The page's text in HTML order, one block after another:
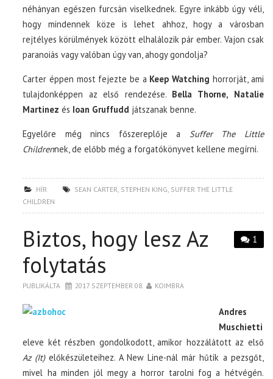
néhányan egészen furcsán viselkednek. Egyre inkább úgy véli,
hogy mindennek köze is lehet ahhoz, hogy a városban
rejtélyes körülmények között elhalálozik pár ember. Vajon csak
paranoiás vagy valóban úgy van, ahogy gondolja?
Carter éppen most fejezte be a Keep Watching horrorját, ami
tulajdonképpen az első rendezése. Bella Thorne, Natalie
Martinez és Ioan Gruffudd játszanak benne.
Egyelőre még nincs főszereplője a Suffer The Little
Childrennek, de előbb még a forgatókönyvet kellene megírni.
HÍR SEAN CARTER STEPHEN KING SUFFER THE LITTLE
CHILDREN
1
Biztos, hogy lesz Az
folytatás
PUBLIKÁLTA 2017. SZEPTEMBER 08. KOIMBRA
Andres
Muschietti
eleve két részben gondolkodott, amikor hozzálátott az első
Az (It)előkészületeihez. A New Line-nál már hűtik a pezsgőt,
mivel ha minden jól megy a horror tarolni fog a hétvégén.